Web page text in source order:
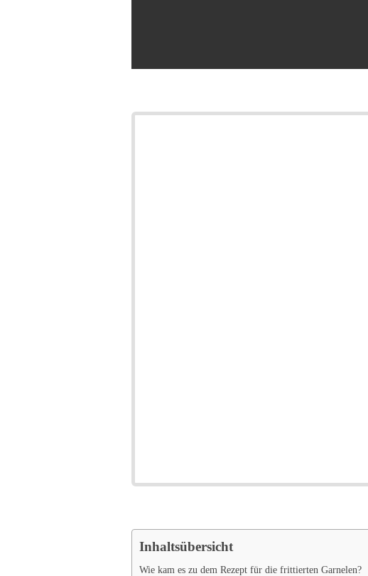
Inhaltsübersicht
Wie kam es zu dem Rezept für die frittierten Garnelen?